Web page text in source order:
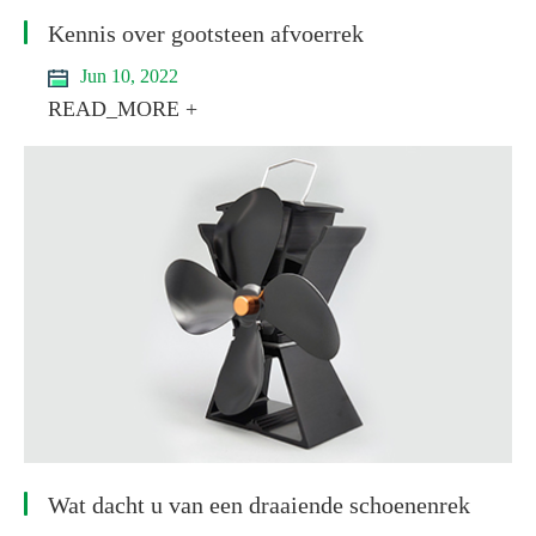
Kennis over gootsteen afvoerrek
Jun 10, 2022
READ_MORE +
Wat dacht u van een draaiende schoenenrek